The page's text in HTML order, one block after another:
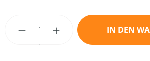
Produkt Anzahl: Gib den
IN DEN